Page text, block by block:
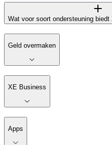
Wat voor soort ondersteuning
Geld overmaken
XE Business
Apps